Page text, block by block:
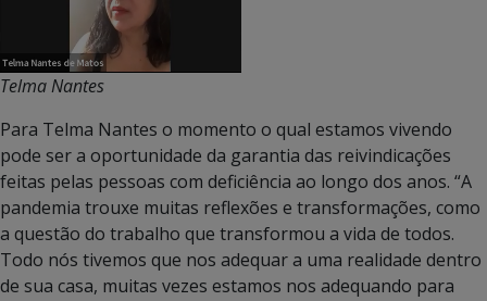
Telma Nantes
Para Telma Nantes o momento o qual estamos vivendo
pode ser a oportunidade da garantia das reivindicações
feitas pelas pessoas com deficiência ao longo dos anos. “A
pandemia trouxe muitas reflexões e transformações, como
a questão do trabalho que transformou a vida de todos.
Todo nós tivemos que nos adequar a uma realidade dentro
de sua casa, muitas vezes estamos nos adequando para